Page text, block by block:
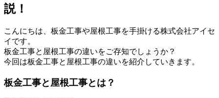
説！
こんにちは、板金工事や屋根工事を手掛ける株式会社アイセ
イです。
板金工事と屋根工事の違いをご存知でしょうか？
今回は板金工事と屋根工事の違いを紹介していきます。
板金工事と屋根工事とは？